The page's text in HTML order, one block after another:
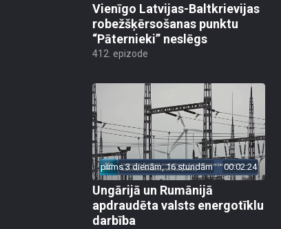
Vienīgo Latvijas-Baltkrievijas
robežšķērsošanas punktu
“Pāternieki” neslēgs
412. epizode
pirms 3 dienām, 16 stundām 00:02:24
Ungārijā un Rumānijā
apdraudēta valsts energotīklu
darbība